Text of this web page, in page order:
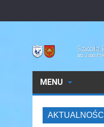
MENU
AKTUALNOŚCI